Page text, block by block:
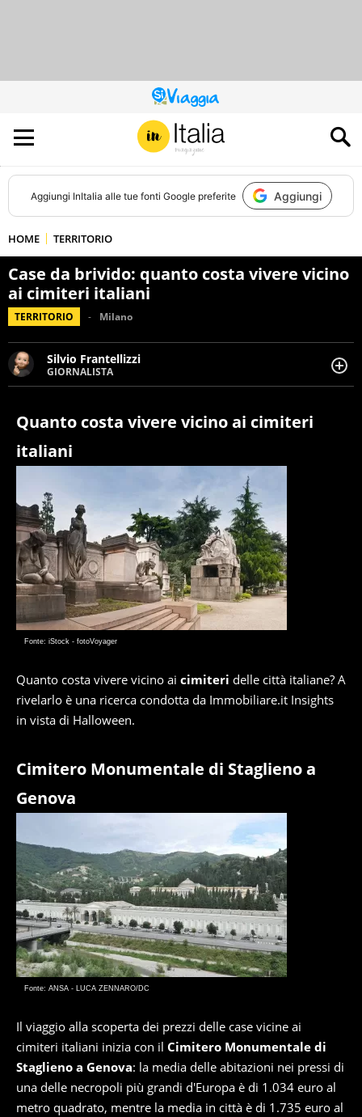
QUESTO
SITO
CONTRIBUISCE
ALL’AUDIENCE
DI
Aggiungi InItalia alle tue fonti Google preferite Aggiungi
HOME TERRITORIO
Case da brivido: quanto costa vivere vicino
ai cimiteri italiani
TERRITORIO Milano
Silvio Frantellizzi
GIORNALISTA
Giornalista pubblicista. Da oltre dieci anni si occupa di
cronaca, motori, spettacolo e videogame.
Quanto costa vivere vicino ai cimiteri
italiani
Fonte: iStock - fotoVoyager
Quanto costa vivere vicino ai cimiteri delle città italiane? A
rivelarlo è una ricerca condotta da Immobiliare.it Insights
in vista di Halloween.
Cimitero Monumentale di Staglieno a
Genova
Fonte: ANSA - LUCA ZENNARO/DC
Il viaggio alla scoperta dei prezzi delle case vicine ai
cimiteri italiani inizia con il Cimitero Monumentale di
Staglieno a Genova: la media delle abitazioni nei pressi di
una delle necropoli più grandi d'Europa è di 1.034 euro al
metro quadrato, mentre la media in città è di 1.735 euro al